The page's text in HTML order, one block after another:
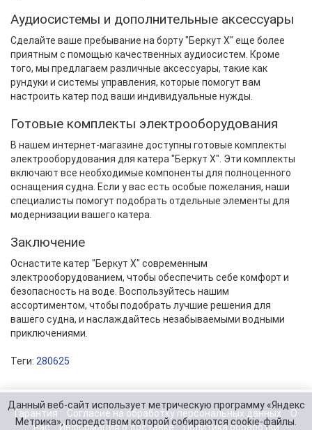
Аудиосистемы и дополнительные аксессуары
Сделайте ваше пребывание на борту "Беркут X" еще более
приятным с помощью качественных аудиосистем. Кроме
того, мы предлагаем различные аксессуары, такие как
рундуки и системы управления, которые помогут вам
настроить катер под ваши индивидуальные нужды.
Готовые комплекты электрооборудования
В нашем интернет-магазине доступны готовые комплекты
электрооборудования для катера "Беркут X". Эти комплекты
включают все необходимые компоненты для полноценного
оснащения судна. Если у вас есть особые пожелания, наши
специалисты помогут подобрать отдельные элементы для
модернизации вашего катера.
Заключение
Оснастите катер "Беркут X" современным
электрооборудованием, чтобы обеспечить себе комфорт и
безопасность на воде. Воспользуйтесь нашим
ассортиментом, чтобы подобрать лучшие решения для
вашего судна, и наслаждайтесь незабываемыми водными
приключениями.
Теги: 280625
Гарантия Согласие на обработку персональных данных
О
нас
Информация о доставке Политика обработки
Данный веб-сайт использует метрическую программу «Яндекс
Метрика», посредством которой собираются cookie-файлы.